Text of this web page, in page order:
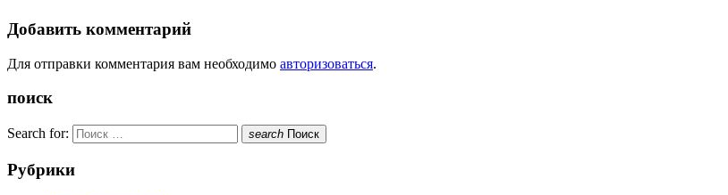
Добавить комментарий
Для отправки комментария вам необходимо авторизоваться.
поиск
Search for: search Поиск
Рубрики